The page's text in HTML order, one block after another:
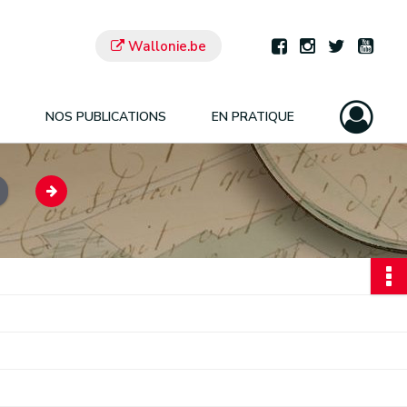
Wallonie.be
NOS PUBLICATIONS EN PRATIQUE